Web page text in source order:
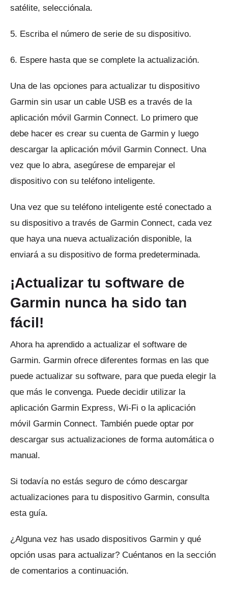
satélite, selecciónala.
5. Escriba el número de serie de su dispositivo.
6. Espere hasta que se complete la actualización.
Una de las opciones para actualizar tu dispositivo
Garmin sin usar un cable USB es a través de la
aplicación móvil Garmin Connect. Lo primero que
debe hacer es crear su cuenta de Garmin y luego
descargar la aplicación móvil Garmin Connect. Una
vez que lo abra, asegúrese de emparejar el
dispositivo con su teléfono inteligente.
Una vez que su teléfono inteligente esté conectado a
su dispositivo a través de Garmin Connect, cada vez
que haya una nueva actualización disponible, la
enviará a su dispositivo de forma predeterminada.
¡Actualizar tu software de
Garmin nunca ha sido tan
fácil!
Ahora ha aprendido a actualizar el software de
Garmin. Garmin ofrece diferentes formas en las que
puede actualizar su software, para que pueda elegir la
que más le convenga. Puede decidir utilizar la
aplicación Garmin Express, Wi-Fi o la aplicación
móvil Garmin Connect. También puede optar por
descargar sus actualizaciones de forma automática o
manual.
Si todavía no estás seguro de cómo descargar
actualizaciones para tu dispositivo Garmin, consulta
esta guía.
¿Alguna vez has usado dispositivos Garmin y qué
opción usas para actualizar? Cuéntanos en la sección
de comentarios a continuación.